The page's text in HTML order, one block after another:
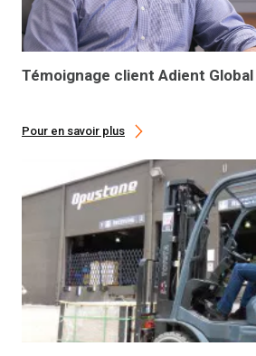
Témoignage client Adient Global
Pour en savoir plus